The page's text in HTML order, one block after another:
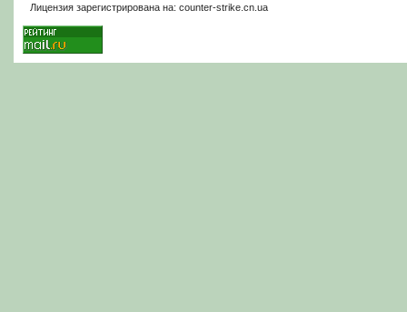
Лицензия зарегистрирована на: counter-strike.cn.ua